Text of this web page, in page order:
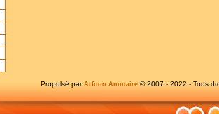
Propulsé par Arfooo Annuaire © 2007 - 2022 - Tous